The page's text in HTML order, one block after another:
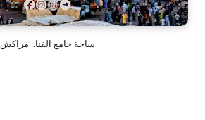
ساحة جامع الفنا.. مراكش